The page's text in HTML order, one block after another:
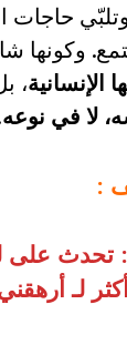
حاجات
وكونها
الإنسانية،
لا في نوعه
:
: تحدث على
لـ